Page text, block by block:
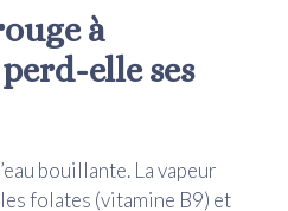
à
elle ses
bouillante. La vapeur
folates (vitamine B9) et